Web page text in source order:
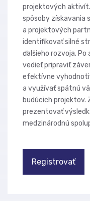
projektových
spôsoby získavania
a projektových
identifikovať silné
ďalšieho rozvoja.
vedieť pripraviť
efektívne
a využívať spätnú
budúcich projektov.
prezentovať
medzinárodnú
Registrovať